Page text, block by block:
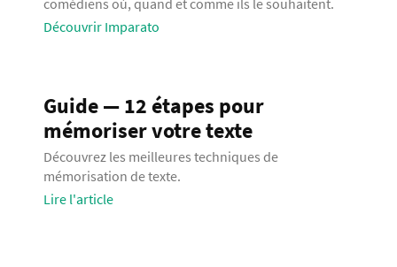
Découvrir Imparato
Guide — 12 étapes pour
mémoriser votre texte
Découvrez les meilleures techniques de
mémorisation de texte.
Lire l'article